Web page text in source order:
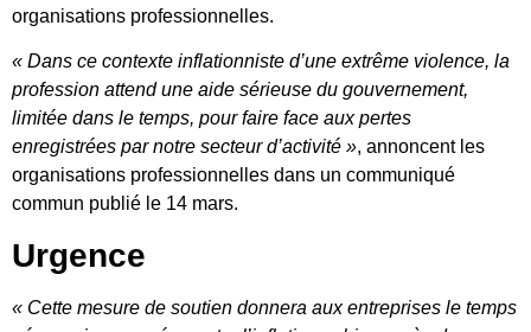
organisations professionnelles.
« Dans ce contexte inflationniste d’une extrême violence, la
profession attend une aide sérieuse du gouvernement,
limitée dans le temps, pour faire face aux pertes
enregistrées par notre secteur d’activité », annoncent les
organisations professionnelles dans un communiqué
commun publié le 14 mars.
Urgence
« Cette mesure de soutien donnera aux entreprises le temps